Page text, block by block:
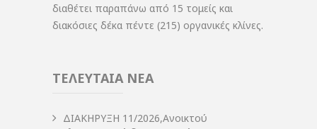
διαθέτει παραπάνω από 15 τομείς και
διακόσιες δέκα πέντε (215) οργανικές κλίνες.
ΤΕΛΕΥΤΑΙΑ ΝΕΑ
ΔIΑΚΗΡΥΞΗ 11/2026,Ανοικτού